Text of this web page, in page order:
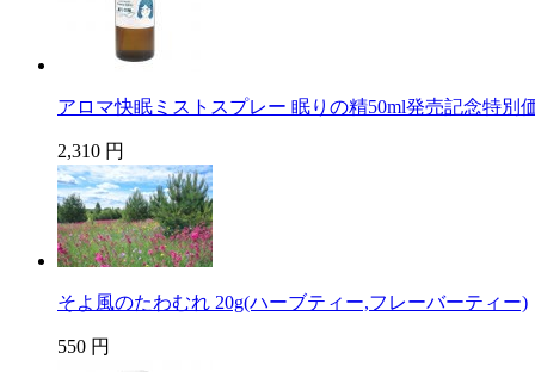
アロマ快眠ミストスプレー 眠りの精50ml発売記念特別
2,310 円
そよ風のたわむれ 20g(ハーブティー,フレーバーティー)
550 円